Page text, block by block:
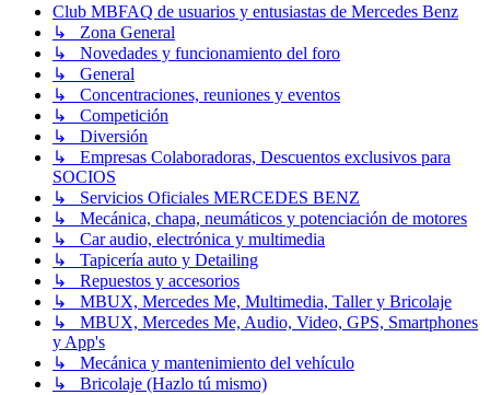
Club MBFAQ de usuarios y entusiastas de Mercedes Benz
↳ Zona General
↳ Novedades y funcionamiento del foro
↳ General
↳ Concentraciones, reuniones y eventos
↳ Competición
↳ Diversión
↳ Empresas Colaboradoras, Descuentos exclusivos para
SOCIOS
↳ Servicios Oficiales MERCEDES BENZ
↳ Mecánica, chapa, neumáticos y potenciación de motores
↳ Car audio, electrónica y multimedia
↳ Tapicería auto y Detailing
↳ Repuestos y accesorios
↳ MBUX, Mercedes Me, Multimedia, Taller y Bricolaje
↳ MBUX, Mercedes Me, Audio, Video, GPS, Smartphones
y App's
↳ Mecánica y mantenimiento del vehículo
↳ Bricolaje (Hazlo tú mismo)